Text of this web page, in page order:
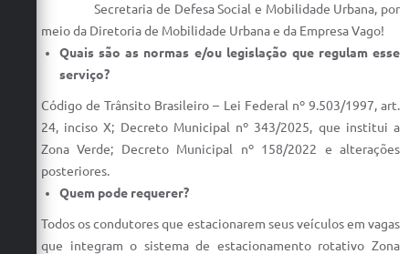
Secretaria de Defesa Social e Mobilidade Urbana, por
meio da Diretoria de Mobilidade Urbana e da Empresa Vago!
Quais são as normas e/ou legislação que regulam esse
serviço?
Código de Trânsito Brasileiro – Lei Federal nº 9.503/1997, art.
24, inciso X; Decreto Municipal nº 343/2025, que institui a
Zona Verde; Decreto Municipal nº 158/2022 e alterações
posteriores.
Quem pode requerer?
Todos os condutores que estacionarem seus veículos em vagas
que integram o sistema de estacionamento rotativo Zona